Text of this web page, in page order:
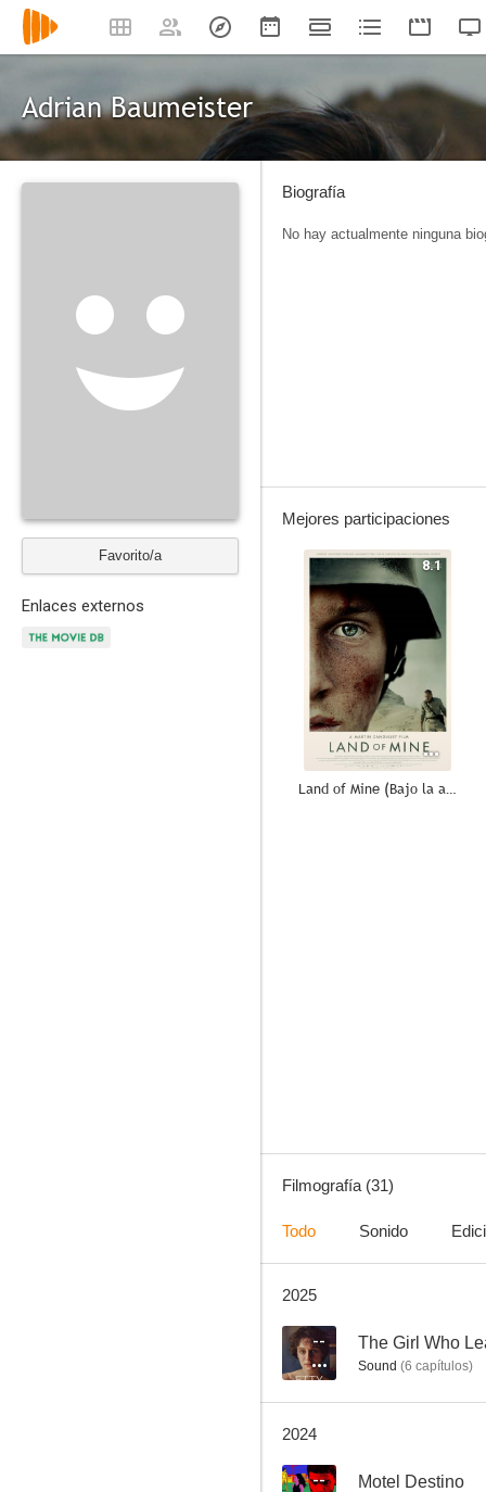
Adrian Baumeister
Favorito/a
Enlaces externos
Biografía
No hay actualmente ninguna
Mejores participaciones
8.1
Land of Mine (Bajo la arena)
7.0
Filmografía (31)
Todo Sonido
2025
--
Sound (6 capítulos)
2024
-- Motel Destino